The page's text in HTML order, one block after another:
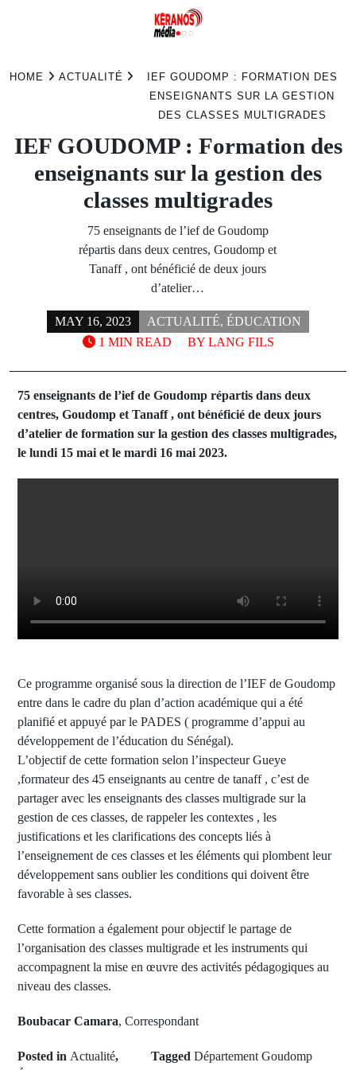
HOME ACTUALITÉ
IEF GOUDOMP : FORMATION DES
ENSEIGNANTS SUR LA GESTION
DES CLASSES MULTIGRADES
IEF GOUDOMP : Formation des
enseignants sur la gestion des
classes multigrades
75 enseignants de l’ief de Goudomp
répartis dans deux centres, Goudomp et
Tanaff , ont bénéficié de deux jours
d’atelier…
MAY 16, 2023 ACTUALITÉ, ÉDUCATION
BY LANG FILS
1 MIN READ
75 enseignants de l’ief de Goudomp répartis dans deux
centres, Goudomp et Tanaff , ont bénéficié de deux jours
d’atelier de formation sur la gestion des classes multigrades,
le lundi 15 mai et le mardi 16 mai 2023.
Ce programme organisé sous la direction de l’IEF de Goudomp
entre dans le cadre du plan d’action académique qui a été
planifié et appuyé par le PADES ( programme d’appui au
développement de l’éducation du Sénégal).
L’objectif de cette formation selon l’inspecteur Gueye
,formateur des 45 enseignants au centre de tanaff , c’est de
partager avec les enseignants des classes multigrade sur la
gestion de ces classes, de rappeler les contextes , les
justifications et les clarifications des concepts liés à
l’enseignement de ces classes et les éléments qui plombent leur
développement sans oublier les conditions qui doivent être
favorable à ses classes.
Cette formation a également pour objectif le partage de
l’organisation des classes multigrade et les instruments qui
accompagnent la mise en œuvre des activités pédagogiques au
niveau des classes.
Boubacar Camara, Correspondant
Posted in Actualité,
Tagged Département Goudomp